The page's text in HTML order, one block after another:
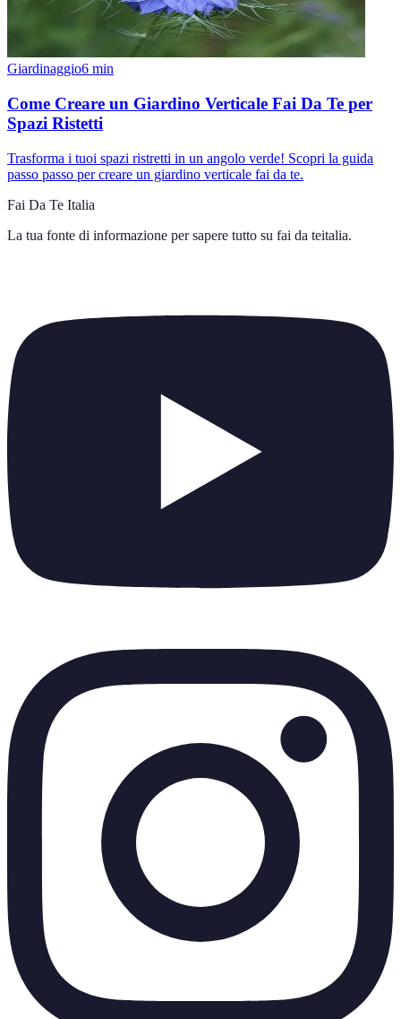
Giardinaggio6 min
Come Creare un Giardino Verticale Fai Da Te per
Spazi Ristetti
Trasforma i tuoi spazi ristretti in un angolo verde! Scopri la guida
passo passo per creare un giardino verticale fai da te.
Fai Da Te Italia
La tua fonte di informazione per sapere tutto su fai da teitalia.